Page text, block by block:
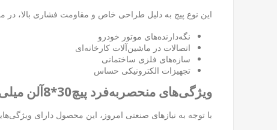
این نوع پیچ به دلیل طراحی خاص و مقاومت فشاری بالا، در
نگه‌دارنده‌های موتور خودرو
اتصالات در ماشین‌آلات کارخانه‌ای
سازه‌های فلزی ساختمانی
تجهیزات الکترونیکی حساس
ویژگی‌های منحصربه‌فرد پیچ30*8آلن میلی خشکه
با توجه به نیازهای صنعتی امروز، این محصول دارای